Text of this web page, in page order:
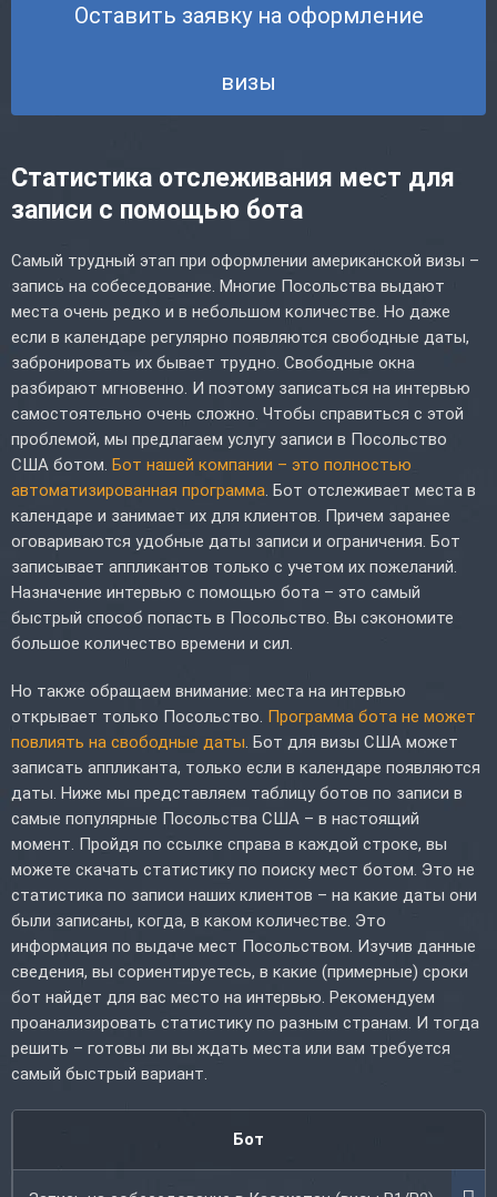
Оставить заявку на оформление
визы
Статистика отслеживания мест для
записи с помощью бота
Самый трудный этап при оформлении американской визы –
запись на собеседование. Многие Посольства выдают
места очень редко и в небольшом количестве. Но даже
если в календаре регулярно появляются свободные даты,
забронировать их бывает трудно. Свободные окна
разбирают мгновенно. И поэтому записаться на интервью
самостоятельно очень сложно. Чтобы справиться с этой
проблемой, мы предлагаем услугу записи в Посольство
США ботом. Бот нашей компании – это полностью
автоматизированная программа . Бот отслеживает места в
календаре и занимает их для клиентов. Причем заранее
оговариваются удобные даты записи и ограничения. Бот
записывает аппликантов только с учетом их пожеланий.
Назначение интервью с помощью бота – это самый
быстрый способ попасть в Посольство. Вы сэкономите
большое количество времени и сил.
Но также обращаем внимание: места на интервью
открывает только Посольство. Программа бота не может
повлиять на свободные даты . Бот для визы США может
записать аппликанта, только если в календаре появляются
даты. Ниже мы представляем таблицу ботов по записи в
самые популярные Посольства США – в настоящий
момент. Пройдя по ссылке справа в каждой строке, вы
можете скачать статистику по поиску мест ботом. Это не
статистика по записи наших клиентов – на какие даты они
были записаны, когда, в каком количестве. Это
информация по выдаче мест Посольством. Изучив данные
сведения, вы сориентируетесь, в какие (примерные) сроки
бот найдет для вас место на интервью. Рекомендуем
проанализировать статистику по разным странам. И тогда
решить – готовы ли вы ждать места или вам требуется
самый быстрый вариант.
Бот